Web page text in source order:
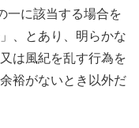
一に該当する場合を
、とあり、明らかな
は風紀を乱す行為を
裕がないとき以外だ